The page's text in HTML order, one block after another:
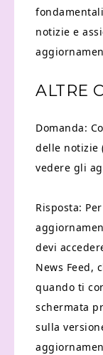
notizie e
ALTRE
Domanda:
delle notizie
vedere gli
Risposta:
devi
News Feed,
quando ti
schermata
sulla